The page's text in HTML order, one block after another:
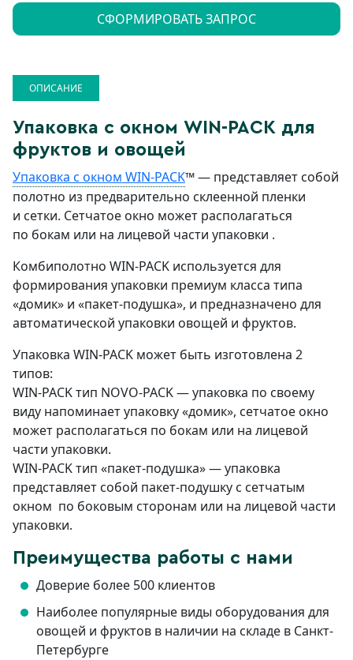
СФОРМИРОВАТЬ ЗАПРОС
ОПИСАНИЕ
Упаковка с окном WIN-PACK для
фруктов и овощей
Упаковка с окном WIN-PACK™ — представляет собой
полотно из предварительно склеенной пленки
и сетки. Сетчатое окно может располагаться
по бокам или на лицевой части упаковки .
Комбиполотно WIN-PACK используется для
формирования упаковки премиум класса типа
«домик» и «пакет-подушка», и предназначено для
автоматической упаковки овощей и фруктов.
Упаковка WIN-PACK может быть изготовлена 2
типов:
WIN-PACK тип NOVO-PACK — упаковка по своему
виду напоминает упаковку «домик», сетчатое окно
может располагаться по бокам или на лицевой
части упаковки.
WIN-PACK тип «пакет-подушка» — упаковка
представляет собой пакет-подушку с сетчатым
окном по боковым сторонам или на лицевой части
упаковки.
Преимущества работы с нами
Доверие более 500 клиентов
Наиболее популярные виды оборудования для
овощей и фруктов в наличии на складе в Санкт-
Петербурге